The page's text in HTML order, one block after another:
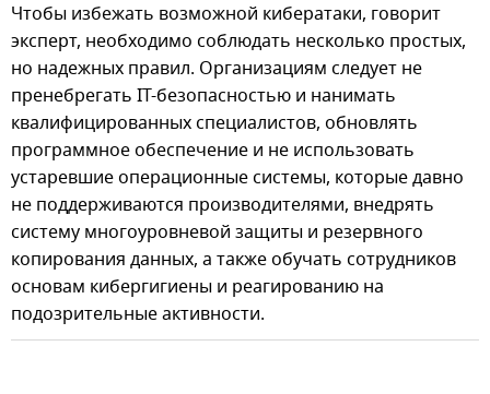
Чтобы избежать возможной кибератаки, говорит
эксперт, необходимо соблюдать несколько простых,
но надежных правил. Организациям следует не
пренебрегать IT-безопасностью и нанимать
квалифицированных специалистов, обновлять
программное обеспечение и не использовать
устаревшие операционные системы, которые давно
не поддерживаются производителями, внедрять
систему многоуровневой защиты и резервного
копирования данных, а также обучать сотрудников
основам кибергигиены и реагированию на
подозрительные активности.